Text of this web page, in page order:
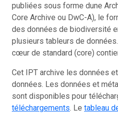
publiées sous forme dune
Core Archive ou DwC-A), le
des données de biodiversité
plusieurs tableurs de
cœur de standard (core)
Cet IPT archive les données
données. Les données et
sont disponibles pour
téléchargements. Le tableau